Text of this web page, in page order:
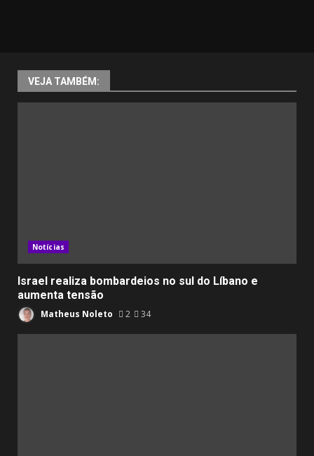
VEJA TAMBÉM:
Notícias
Israel realiza bombardeios no sul do Líbano e
aumenta tensão
Matheus Noleto 2 34